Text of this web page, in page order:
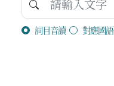
詞目音讀 對應國語